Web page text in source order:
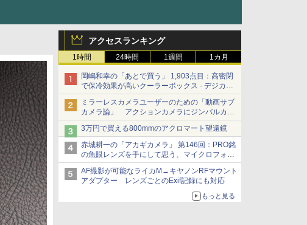
アクセスランキング
1時間 24時間 1週間 1カ月
岡嶋和幸の「あとで買う」 1,903点目：高密閉
で保冷効果が高いクーラーボックス - デジカメ
Watch
ミラーレスカメラユーザーのための「動画サブ
カメラ論」 アクションカメラにジンバルカメ
ラ……その実質的な違いは？
3万円で買える800mmのアクロマート望遠鏡
赤城耕一の「アカギカメラ」 第146回：PRO銘
の魚眼レンズを手にして思う、マイクロフォー
サーズへの期待と可能性
AF撮影が可能なライカM→キヤノンRFマウント
アダプター レンズごとのExif記録にも対応
もっと見る